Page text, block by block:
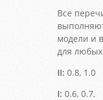
Все
модели и
для любых
II: 0.8, 1.0
I: 0.6, 0.7,